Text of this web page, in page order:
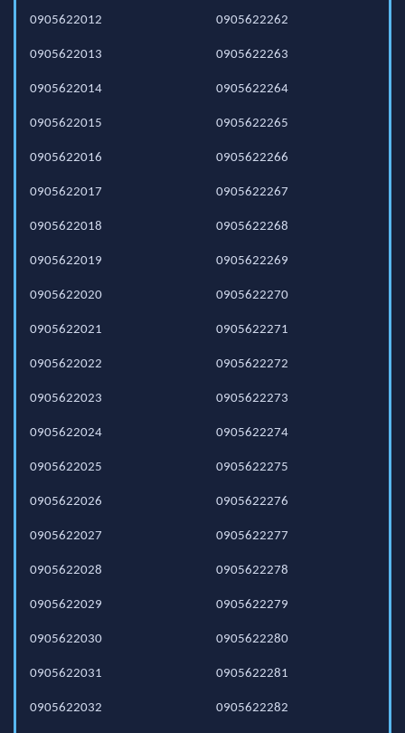
0905622012
0905622013
0905622014
0905622015
0905622016
0905622017
0905622018
0905622019
0905622020
0905622021
0905622022
0905622023
0905622024
0905622025
0905622026
0905622027
0905622028
0905622029
0905622030
0905622031
0905622032
0905622262
0905622263
0905622264
0905622265
0905622266
0905622267
0905622268
0905622269
0905622270
0905622271
0905622272
0905622273
0905622274
0905622275
0905622276
0905622277
0905622278
0905622279
0905622280
0905622281
0905622282